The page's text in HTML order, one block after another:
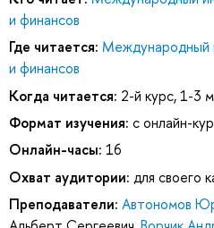
и финансов
Где читается: Международный
и финансов
Когда читается: 2-й курс, 1-3
Формат изучения: с онлайн-
Онлайн-часы: 16
Охват аудитории: для своего
Преподаватели: Автономов